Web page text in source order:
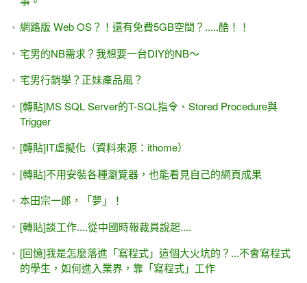
網路版 Web OS？！還有免費5GB空間？.....酷！！
宅男的NB需求？我想要一台DIY的NB～
宅男行銷學？正妹產品風？
[轉貼]MS SQL Server的T-SQL指令、Stored Procedure與
Trigger
[轉貼]IT虛擬化（資料來源：ithome）
[轉貼]不用安裝各種瀏覽器，也能看見自己的網頁成果
本田宗一郎，「夢」！
[轉貼]談工作....從中國時報裁員說起....
[回憶]我是怎麼落進「寫程式」這個大火坑的？...不會寫程式
的學生，如何進入業界，靠「寫程式」工作